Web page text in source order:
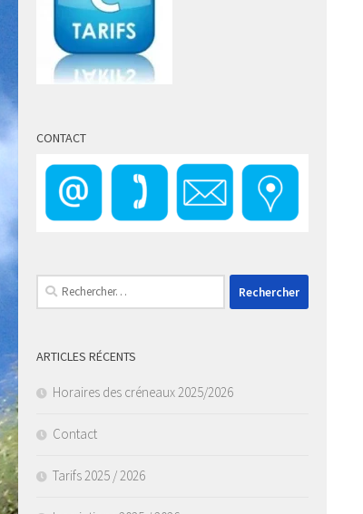
CONTACT
Rechercher :
ARTICLES RÉCENTS
Horaires des créneaux 2025/2026
Contact
Tarifs 2025 / 2026